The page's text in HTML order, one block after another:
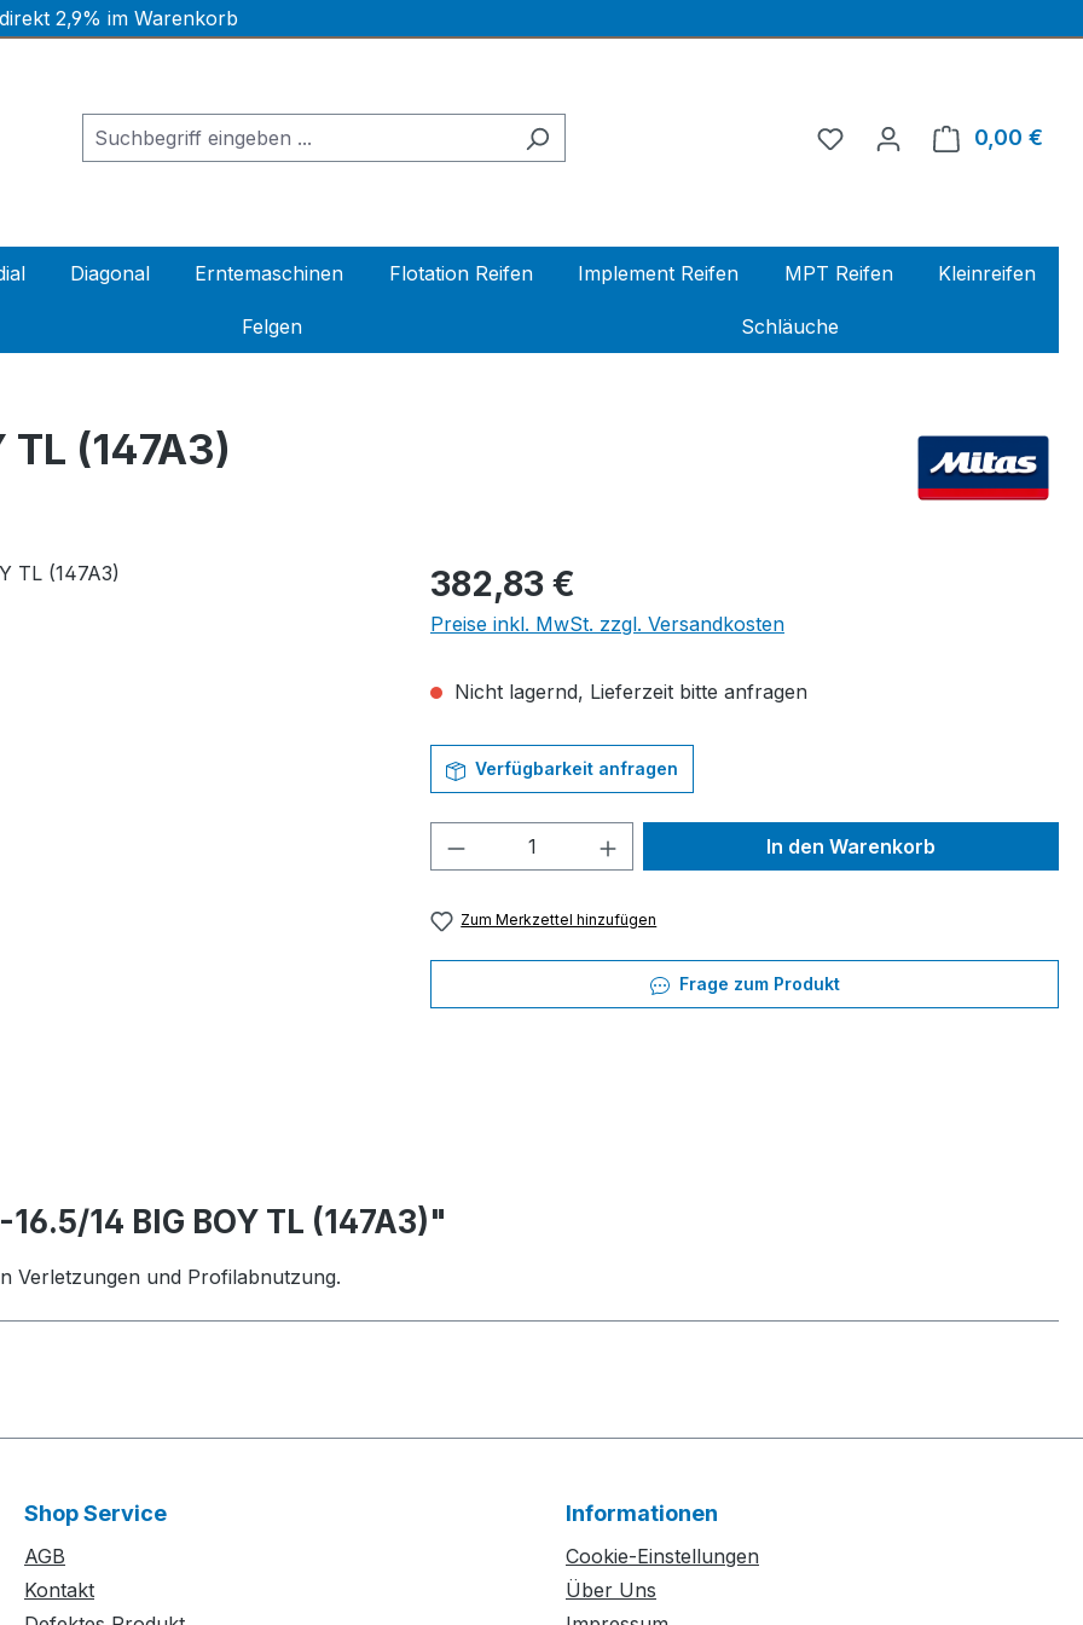
2,9% im Warenkorb
0,00 €
Diagonal Erntemaschinen Flotation Reifen Implement Reifen MPT Reifen Kleinreifen
Felgen Schläuche
TL (147A3)
Regulärer Preis:
382,83 €
Preise inkl. MwSt. zzgl. Versandkosten
Nicht lagernd, Lieferzeit bitte anfragen
Verfügbarkeit anfragen
Produkt Anzahl: Gib den gewünschten Wert
In den Warenkorb
Zum Merkzettel hinzufügen
Frage zum Produkt
14 BIG BOY TL (147A3)"
Verletzungen und Profilabnutzung.
Shop Service
AGB
Kontakt
Informationen
Cookie-Einstellungen
Über Uns